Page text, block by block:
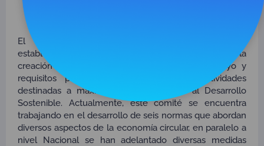
El Comité ISO/TC 323 sobre Economía Circular,
establecido en 2019, tiene como misión principal la
creación de orientaciones, herramientas de apoyo y
requisitos para la implementación de actividades
destinadas a maximizar la contribución al Desarrollo
Sostenible. Actualmente, este comité se encuentra
trabajando en el desarrollo de seis normas que abordan
diversos aspectos de la economía circular, en paralelo a
nivel Nacional se han adelantado diversas medidas